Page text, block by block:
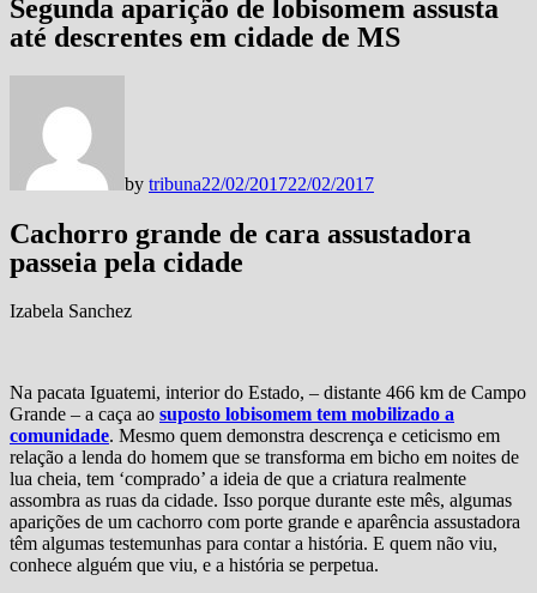
Segunda aparição de lobisomem assusta
até descrentes em cidade de MS
by tribuna22/02/201722/02/2017
Cachorro grande de cara assustadora
passeia pela cidade
Izabela Sanchez
Na pacata Iguatemi, interior do Estado, – distante 466 km de Campo
Grande – a caça ao suposto lobisomem tem mobilizado a
comunidade. Mesmo quem demonstra descrença e ceticismo em
relação a lenda do homem que se transforma em bicho em noites de
lua cheia, tem ‘comprado’ a ideia de que a criatura realmente
assombra as ruas da cidade. Isso porque durante este mês, algumas
aparições de um cachorro com porte grande e aparência assustadora
têm algumas testemunhas para contar a história. E quem não viu,
conhece alguém que viu, e a história se perpetua.